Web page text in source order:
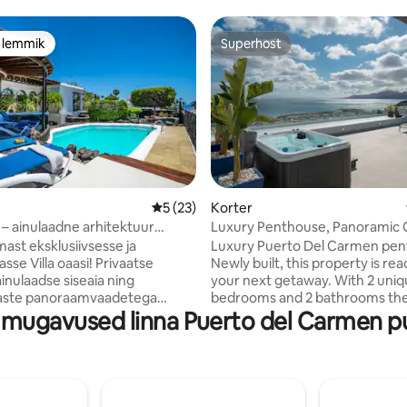
5, 47 hinnangut Keskmine hinnang 5/5, 23 hinnangut
5 (23)
– ainulaadne arhitektuur
eksklusiivsesse ja
oaasi! Privaatse
siseaia ning
panoraamvaadetega
vulkaanilisele maastikule on
ühenduse
Superhost
Superhost
Korter
Luxury Penthouse, Panoramic
Views & Jacuzzi
Luxury Puerto Del Carmen
Newly built, this property is
your next getaway. With 2
bedrooms and 2 bathrooms
plenty of room for the entire
enjoy. Bask in the beauty and
neighbour island Fuerteventura from
linna Puerto del Carmen